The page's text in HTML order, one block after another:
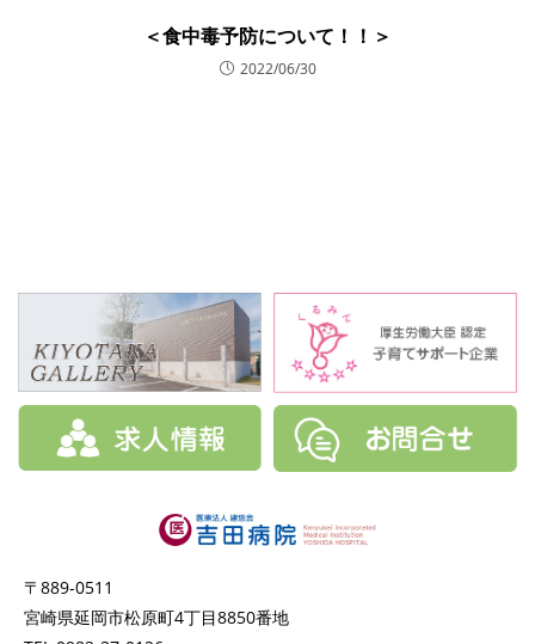
＜食中毒予防について！！＞
2022/06/30
〒889-0511
宮崎県延岡市松原町4丁目8850番地